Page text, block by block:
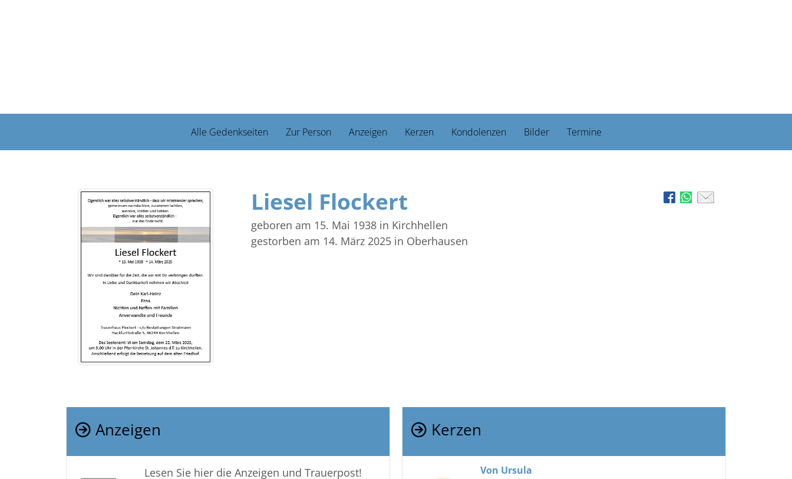
Alle Gedenkseiten Zur Person Anzeigen Kerzen Kondolenzen Bilder Termine
Liesel Flockert
geboren am 15. Mai 1938 in Kirchhellen
gestorben am 14. März 2025 in Oberhausen
Anzeigen
Lesen Sie hier die Anzeigen und Trauerpost!
Kerzen
Von Ursula